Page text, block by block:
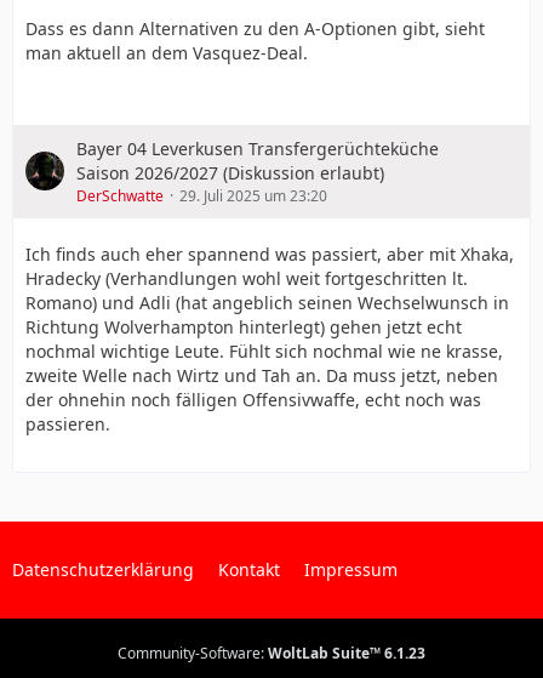
Dass es dann Alternativen zu den A-Optionen gibt, sieht
man aktuell an dem Vasquez-Deal.
Bayer 04 Leverkusen Transfergerüchteküche
Saison 2026/2027 (Diskussion erlaubt)
DerSchwatte 29. Juli 2025 um 23:20
Ich finds auch eher spannend was passiert, aber mit Xhaka,
Hradecky (Verhandlungen wohl weit fortgeschritten lt.
Romano) und Adli (hat angeblich seinen Wechselwunsch in
Richtung Wolverhampton hinterlegt) gehen jetzt echt
nochmal wichtige Leute. Fühlt sich nochmal wie ne krasse,
zweite Welle nach Wirtz und Tah an. Da muss jetzt, neben
der ohnehin noch fälligen Offensivwaffe, echt noch was
passieren.
Datenschutzerklärung Kontakt Impressum
Community-Software:WoltLab Suite™ 6.1.23